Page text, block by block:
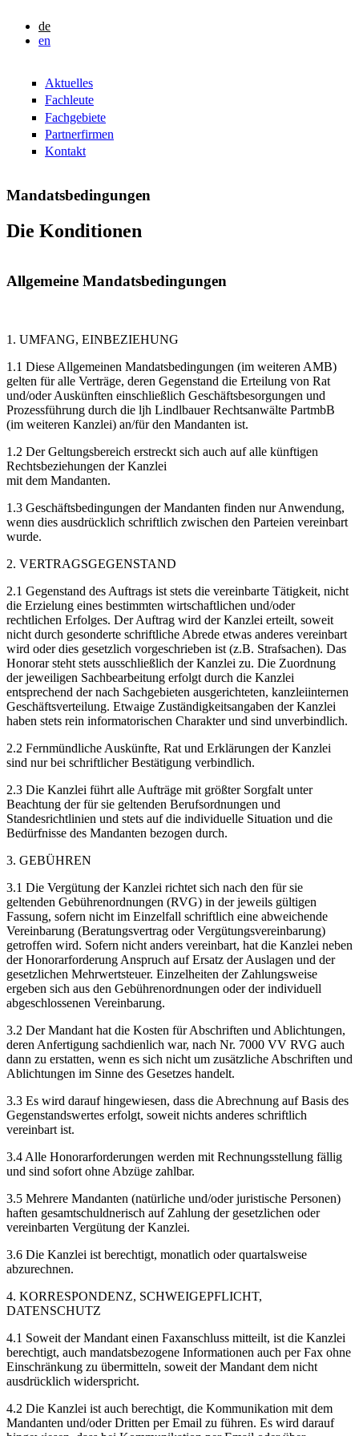
ljh
Rechtsanwälte
de
en
Aktuelles
Fachleute
Fachgebiete
Partnerfirmen
Kontakt
Mandatsbedingungen
Die Konditionen
Allgemeine Mandatsbedingungen
1. UMFANG, EINBEZIEHUNG
1.1 Diese Allgemeinen Mandatsbedingungen (im weiteren AMB)
gelten für alle Verträge, deren Gegenstand die Erteilung von Rat
und/oder Auskünften einschließlich Geschäftsbesorgungen und
Prozessführung durch die ljh Lindlbauer Rechtsanwälte PartmbB
(im weiteren Kanzlei) an/für den Mandanten ist.
1.2 Der Geltungsbereich erstreckt sich auch auf alle künftigen
Rechtsbeziehungen der Kanzlei
mit dem Mandanten.
1.3 Geschäftsbedingungen der Mandanten finden nur Anwendung,
wenn dies ausdrücklich schriftlich zwischen den Parteien vereinbart
wurde.
2. VERTRAGSGEGENSTAND
2.1 Gegenstand des Auftrags ist stets die vereinbarte Tätigkeit, nicht
die Erzielung eines bestimmten wirtschaftlichen und/oder
rechtlichen Erfolges. Der Auftrag wird der Kanzlei erteilt, soweit
nicht durch gesonderte schriftliche Abrede etwas anderes vereinbart
wird oder dies gesetzlich vorgeschrieben ist (z.B. Strafsachen). Das
Honorar steht stets ausschließlich der Kanzlei zu. Die Zuordnung
der jeweiligen Sachbearbeitung erfolgt durch die Kanzlei
entsprechend der nach Sachgebieten ausgerichteten, kanzleiinternen
Geschäftsverteilung. Etwaige Zuständigkeitsangaben der Kanzlei
haben stets rein informatorischen Charakter und sind unverbindlich.
2.2 Fernmündliche Auskünfte, Rat und Erklärungen der Kanzlei
sind nur bei schriftlicher Bestätigung verbindlich.
2.3 Die Kanzlei führt alle Aufträge mit größter Sorgfalt unter
Beachtung der für sie geltenden Berufsordnungen und
Standesrichtlinien und stets auf die individuelle Situation und die
Bedürfnisse des Mandanten bezogen durch.
3. GEBÜHREN
3.1 Die Vergütung der Kanzlei richtet sich nach den für sie
geltenden Gebührenordnungen (RVG) in der jeweils gültigen
Fassung, sofern nicht im Einzelfall schriftlich eine abweichende
Vereinbarung (Beratungsvertrag oder Vergütungsvereinbarung)
getroffen wird. Sofern nicht anders vereinbart, hat die Kanzlei neben
der Honorarforderung Anspruch auf Ersatz der Auslagen und der
gesetzlichen Mehrwertsteuer. Einzelheiten der Zahlungsweise
ergeben sich aus den Gebührenordnungen oder der individuell
abgeschlossenen Vereinbarung.
3.2 Der Mandant hat die Kosten für Abschriften und Ablichtungen,
deren Anfertigung sachdienlich war, nach Nr. 7000 VV RVG auch
dann zu erstatten, wenn es sich nicht um zusätzliche Abschriften und
Ablichtungen im Sinne des Gesetzes handelt.
3.3 Es wird darauf hingewiesen, dass die Abrechnung auf Basis des
Gegenstandswertes erfolgt, soweit nichts anderes schriftlich
vereinbart ist.
3.4 Alle Honorarforderungen werden mit Rechnungsstellung fällig
und sind sofort ohne Abzüge zahlbar.
3.5 Mehrere Mandanten (natürliche und/oder juristische Personen)
haften gesamtschuldnerisch auf Zahlung der gesetzlichen oder
vereinbarten Vergütung der Kanzlei.
3.6 Die Kanzlei ist berechtigt, monatlich oder quartalsweise
abzurechnen.
4. KORRESPONDENZ, SCHWEIGEPFLICHT,
DATENSCHUTZ
4.1 Soweit der Mandant einen Faxanschluss mitteilt, ist die Kanzlei
berechtigt, auch mandatsbezogene Informationen auch per Fax ohne
Einschränkung zu übermitteln, soweit der Mandant dem nicht
ausdrücklich widerspricht.
4.2 Die Kanzlei ist auch berechtigt, die Kommunikation mit dem
Mandanten und/oder Dritten per Email zu führen. Es wird darauf